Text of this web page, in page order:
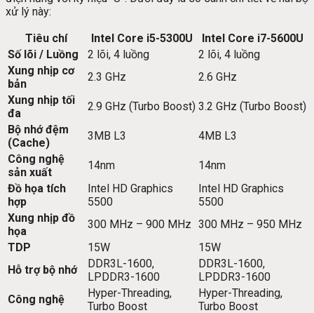
xử lý này:
Tiêu chí
Intel Core i5-5300U
Intel Core i7-5600U
Số lõi / Luồng
2 lõi, 4 luồng
2 lõi, 4 luồng
Xung nhịp cơ
bản
2.3 GHz
2.6 GHz
Xung nhịp tối
đa
2.9 GHz (Turbo Boost) 3.2 GHz (Turbo Boost)
Bộ nhớ đệm
(Cache)
3MB L3
4MB L3
Công nghệ
sản xuất
14nm
14nm
Đồ họa tích
hợp
Intel HD Graphics
5500
Intel HD Graphics
5500
Xung nhịp đồ
họa
300 MHz – 900 MHz 300 MHz – 950 MHz
TDP
15W
15W
Hỗ trợ bộ nhớ
DDR3L-1600,
LPDDR3-1600
DDR3L-1600,
LPDDR3-1600
Công nghệ
Hyper-Threading,
Turbo Boost
Hyper-Threading,
Turbo Boost